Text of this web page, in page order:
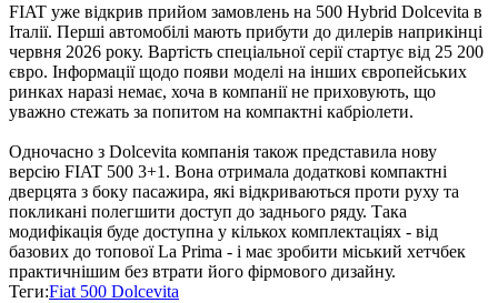
FIAT уже відкрив прийом замовлень на 500 Hybrid Dolcevita в
Італії. Перші автомобілі мають прибути до дилерів наприкінці
червня 2026 року. Вартість спеціальної серії стартує від 25 200
євро. Інформації щодо появи моделі на інших європейських
ринках наразі немає, хоча в компанії не приховують, що
уважно стежать за попитом на компактні кабріолети.
Одночасно з Dolcevita компанія також представила нову
версію FIAT 500 3+1. Вона отримала додаткові компактні
дверцята з боку пасажира, які відкриваються проти руху та
покликані полегшити доступ до заднього ряду. Така
модифікація буде доступна у кількох комплектаціях - від
базових до топової La Prima - і має зробити міський хетчбек
практичнішим без втрати його фірмового дизайну.
Теги:Fiat 500 Dolcevita